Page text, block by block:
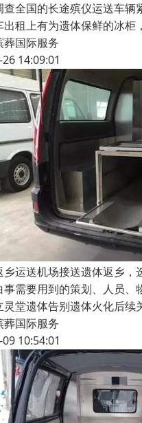
查全国的长途殡仪运送车
出租上有为遗体保鲜的冰
葬国际服务
14:09:01
乡运送机场接送遗体返乡，
事需要用到的策划、人员
灵堂遗体告别遗体火化后
葬国际服务
10:54:01